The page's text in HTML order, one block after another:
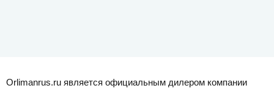
Orlimanrus.ru является официальным дилером компании